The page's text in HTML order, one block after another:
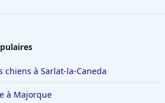
chiens à Sarlat-la-Caneda
à Majorque